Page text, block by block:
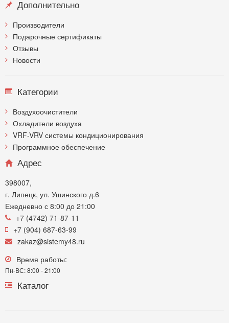
Дополнительно
Производители
Подарочные сертификаты
Отзывы
Новости
Категории
Воздухоочистители
Охладители воздуха
VRF-VRV системы кондиционирования
Программное обеспечение
Адрес
398007,
г. Липецк, ул. Ушинского д.6
Ежедневно с 8:00 до 21:00
+7 (4742) 71-87-11
+7 (904) 687-63-99
zakaz@sistemy48.ru
Время работы:
Пн-ВС: 8:00 - 21:00
Каталог